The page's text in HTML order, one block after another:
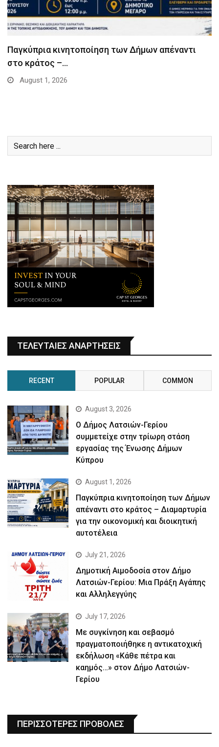
Παγκύπρια κινητοποίηση των Δήμων απέναντι
στο κράτος –…
August 1, 2026
ΤΕΛΕΥΤΑΙΕΣ ΑΝΑΡΤΗΣΕΙΣ
RECENT POPULAR COMMON
August 3, 2026
Ο Δήμος Λατσιών-Γερίου
συμμετείχε στην τρίωρη στάση
εργασίας της Ένωσης Δήμων
Κύπρου
August 1, 2026
Παγκύπρια κινητοποίηση των Δήμων
απέναντι στο κράτος – Διαμαρτυρία
για την οικονομική και διοικητική
αυτοτέλεια
July 21, 2026
Δημοτική Αιμοδοσία στον Δήμο
Λατσιών-Γερίου: Μια Πράξη Αγάπης
και Αλληλεγγύης
July 17, 2026
Με συγκίνηση και σεβασμό
πραγματοποιήθηκε η αντικατοχική
εκδήλωση «Κάθε πέτρα και
καημός…» στον Δήμο Λατσιών-
Γερίου
ΠΕΡΙΣΣΟΤΕΡΕΣ ΠΡΟΒΟΛΕΣ